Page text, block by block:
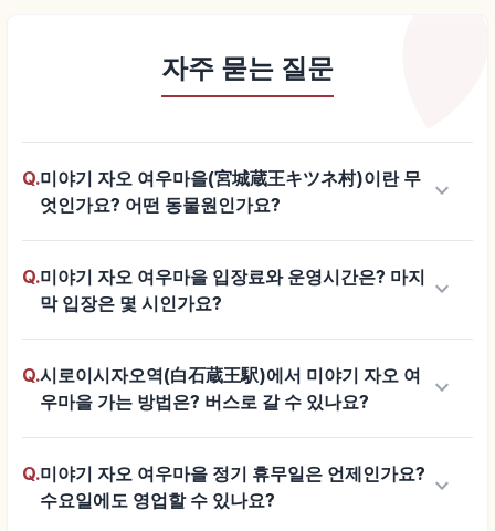
자주 묻는 질문
Q.미야기 자오 여우마을(宮城蔵王キツネ村)이란 무
엇인가요? 어떤 동물원인가요?
keyboard_arrow_down
Q.미야기 자오 여우마을 입장료와 운영시간은? 마지
막 입장은 몇 시인가요?
keyboard_arrow_down
Q.시로이시자오역(白石蔵王駅)에서 미야기 자오 여
우마을 가는 방법은? 버스로 갈 수 있나요?
keyboard_arrow_down
Q.미야기 자오 여우마을 정기 휴무일은 언제인가요?
수요일에도 영업할 수 있나요?
keyboard_arrow_down